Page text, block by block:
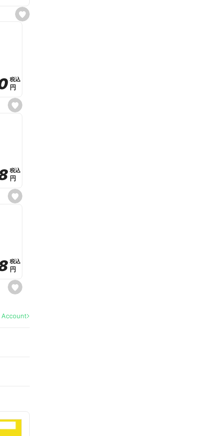
s
e
s
e
e
税込
税込
円
円
s
e
e
税込
税込
円
円
s
e
a
税込
税込
円
円